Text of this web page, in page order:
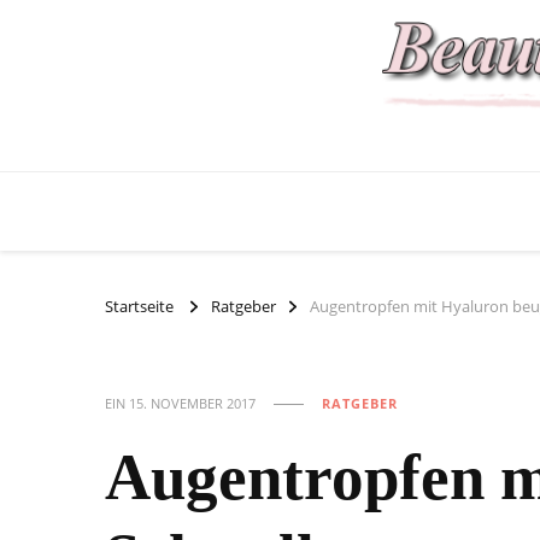
Startseite Ratgeber Augentropfen mit Hyaluron
EIN 15. NOVEMBER 2017 RATGEBER
Augentropfen